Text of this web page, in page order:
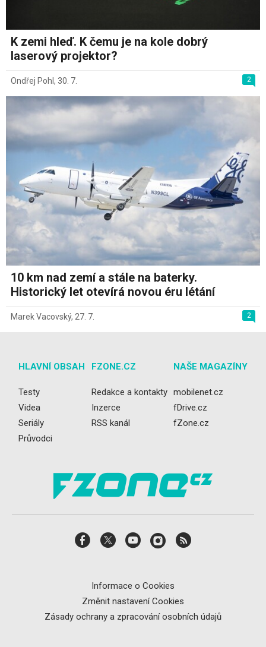
K zemi hleď. K čemu je na kole dobrý
laserový projektor?
2
Ondřej Pohl , 30. 7.
10 km nad zemí a stále na baterky.
Historický let otevírá novou éru létání
2
Marek Vacovský, 27. 7.
HLAVNÍ OBSAH
Testy
Videa
Seriály
Průvodci
FZONE.CZ
Redakce a kontakty
Inzerce
RSS kanál
NAŠE MAGAZÍNY
mobilenet.cz
fDrive.cz
fZone.cz
Informace o Cookies
Změnit nastavení Cookies
Zásady ochrany a zpracování osobních údajů